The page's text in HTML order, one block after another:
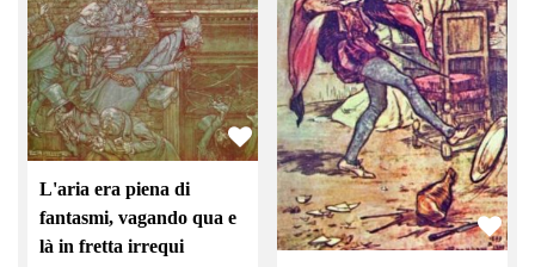
L'aria era piena di
fantasmi, vagando qua e
là in fretta irrequi